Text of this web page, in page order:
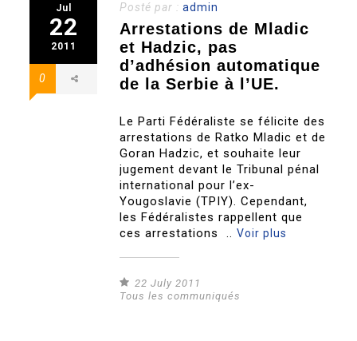
Jul
22
2011
0
Posté par :admin
Arrestations de Mladic
et Hadzic, pas
d’adhésion automatique
de la Serbie à l’UE.
Le Parti Fédéraliste se félicite des
arrestations de Ratko Mladic et de
Goran Hadzic, et souhaite leur
jugement devant le Tribunal pénal
international pour l’ex-
Yougoslavie (TPIY). Cependant,
les Fédéralistes rappellent que
ces arrestations ..Voir plus
22 July 2011
Tous les communiqués